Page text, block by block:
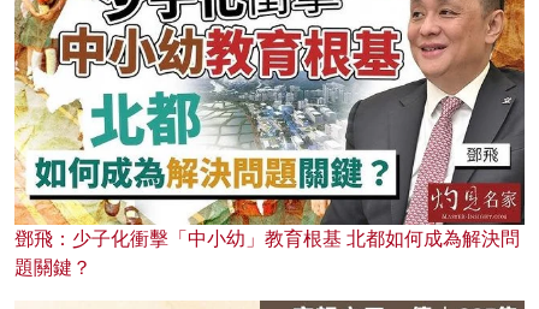
鄧飛：少子化衝擊「中小幼」教育根基 北都如何成為解決問
題關鍵？